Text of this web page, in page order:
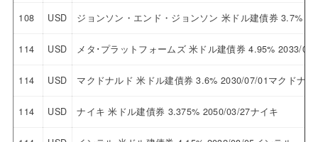
108 USD ジョンソン・エンド・ジョンソン 米ドル建債券 3.7%
114 USD メタ･プラットフォームズ 米ドル建債券 4.95% 2033/
114 USD マクドナルド 米ドル建債券 3.6% 2030/07/01マクドナル
114 USD ナイキ 米ドル建債券 3.375% 2050/03/27ナイキ